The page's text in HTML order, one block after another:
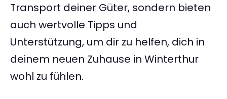
Transport deiner Güter, sondern bieten
auch wertvolle Tipps und
Unterstützung, um dir zu helfen, dich in
deinem neuen Zuhause in Winterthur
wohl zu fühlen.